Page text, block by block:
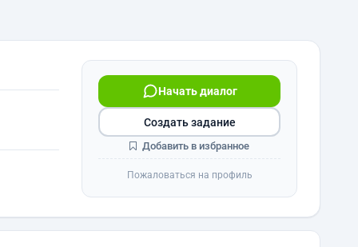
Начать диалог
Создать задание
Добавить в избранное
Пожаловаться на профиль